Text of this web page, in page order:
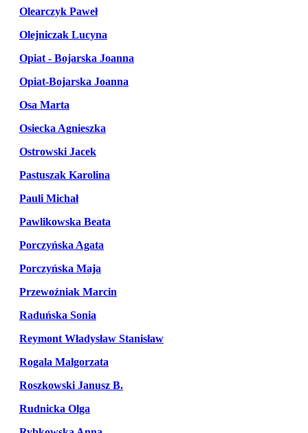
Olearczyk Paweł
Olejniczak Lucyna
Opiat - Bojarska Joanna
Opiat-Bojarska Joanna
Osa Marta
Osiecka Agnieszka
Ostrowski Jacek
Pastuszak Karolina
Pauli Michał
Pawlikowska Beata
Porczyńska Agata
Porczyńska Maja
Przewoźniak Marcin
Raduńska Sonia
Reymont Władysław Stanisław
Rogala Malgorzata
Roszkowski Janusz B.
Rudnicka Olga